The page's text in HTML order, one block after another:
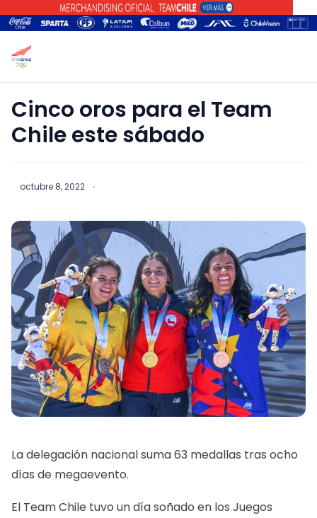
Cinco oros para el Team
Chile este sábado
octubre 8, 2022 ·
La delegación nacional suma 63 medallas tras ocho
días de megaevento.
El Team Chile tuvo un día soñado en los Juegos